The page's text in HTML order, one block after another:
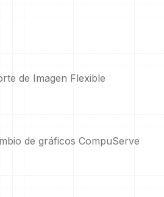
de Imagen Flexible
de gráficos CompuServe